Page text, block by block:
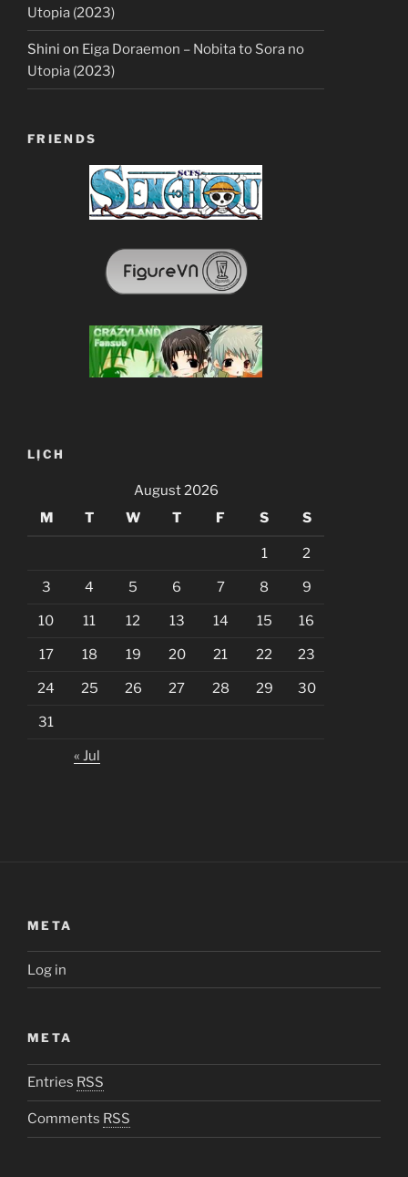
Utopia (2023)
Shini on Eiga Doraemon – Nobita to Sora no
Utopia (2023)
FRIENDS
LỊCH
August 2026
M
T W T F S S
1 2
3 4 5 6 7 8 9
10 11 12 13 14 15 16
17 18 19 20 21 22 23
24 25 26 27 28 29 30
31
« Jul
META
Log in
META
Entries RSS
Comments RSS